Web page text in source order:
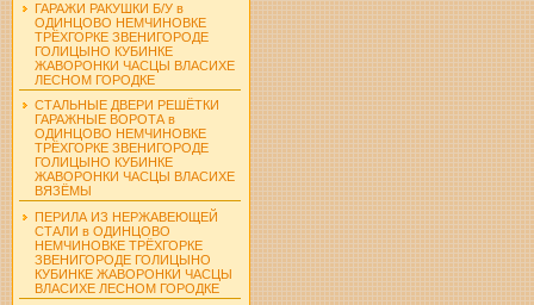
ГАРАЖИ РАКУШКИ Б/У в
ОДИНЦОВО НЕМЧИНОВКЕ
ТРЁХГОРКЕ ЗВЕНИГОРОДЕ
ГОЛИЦЫНО КУБИНКЕ
ЖАВОРОНКИ ЧАСЦЫ ВЛАСИХЕ
ЛЕСНОМ ГОРОДКЕ
СТАЛЬНЫЕ ДВЕРИ РЕШЁТКИ
ГАРАЖНЫЕ ВОРОТА в
ОДИНЦОВО НЕМЧИНОВКЕ
ТРЁХГОРКЕ ЗВЕНИГОРОДЕ
ГОЛИЦЫНО КУБИНКЕ
ЖАВОРОНКИ ЧАСЦЫ ВЛАСИХЕ
ВЯЗЁМЫ
ПЕРИЛА ИЗ НЕРЖАВЕЮЩЕЙ
СТАЛИ в ОДИНЦОВО
НЕМЧИНОВКЕ ТРЁХГОРКЕ
ЗВЕНИГОРОДЕ ГОЛИЦЫНО
КУБИНКЕ ЖАВОРОНКИ ЧАСЦЫ
ВЛАСИХЕ ЛЕСНОМ ГОРОДКЕ